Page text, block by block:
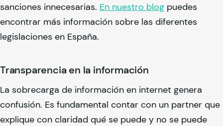
sanciones innecesarias. En nuestro blog puedes
encontrar más información sobre las diferentes
legislaciones en España.
Transparencia en la información
La sobrecarga de información en internet genera
confusión. Es fundamental contar con un partner que
explique con claridad qué se puede y no se puede